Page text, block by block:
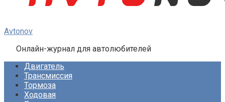
Avtonov
Онлайн-журнал для автолюбителей
Двигатель
Трансмиссия
Тормоза
Ходовая